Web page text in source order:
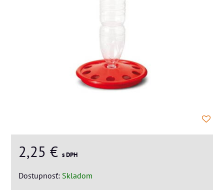
2,25 € s DPH
Dostupnosť: Skladom